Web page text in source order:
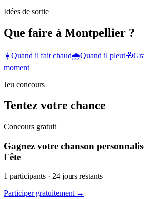
Idées de sortie
Que faire à Montpellier ?
☀️Quand il fait chaud🌧️Quand il pleut🎁
moment
Jeu concours
Tentez votre chance
Concours gratuit
Gagnez votre chanson
Fête
1 participants · 24 jours restants
Participer gratuitement →